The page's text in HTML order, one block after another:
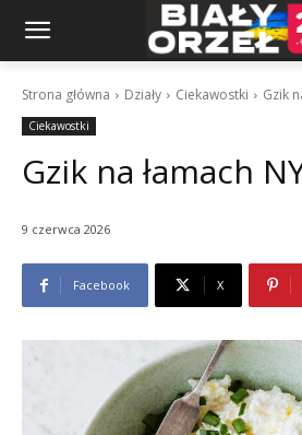
Strona główna Działy Ciekawostki Gzik
Ciekawostki
Gzik na łamach
9 czerwca 2026
Facebook X